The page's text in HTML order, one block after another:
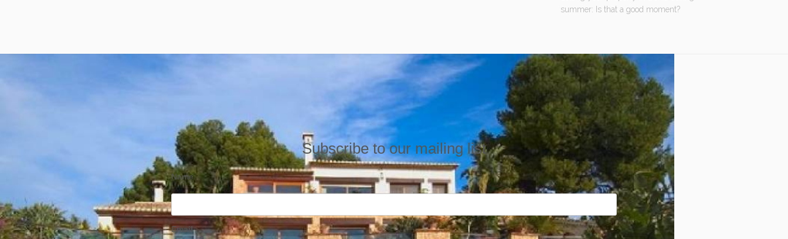
summer: Is that a good moment?
Subscribe to our mailing list
Name
Email